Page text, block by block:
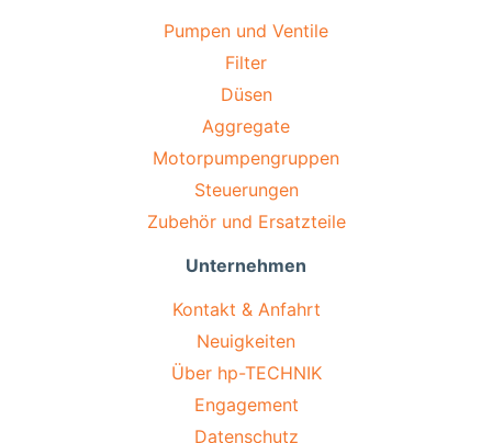
Pumpen und Ventile
Filter
Düsen
Aggregate
Motorpumpengruppen
Steuerungen
Zubehör und Ersatzteile
Unternehmen
Kontakt & Anfahrt
Neuigkeiten
Über hp-TECHNIK
Engagement
Datenschutz